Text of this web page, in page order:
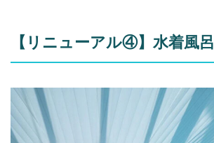
【リニューアル④】水着風呂